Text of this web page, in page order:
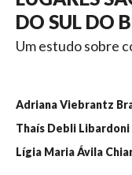
DO SUL DO
Um estudo sobre
Adriana Viebrantz
Thaís Debli Libardoni
Lígia Maria Ávila